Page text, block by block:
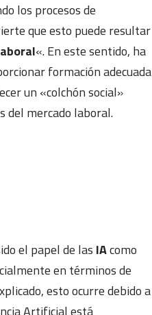
los procesos de
que esto puede resultar
«. En este sentido, ha
formación adecuada
un «colchón social»
del mercado laboral.
el papel de las IAcomo
en términos de
esto ocurre debido a